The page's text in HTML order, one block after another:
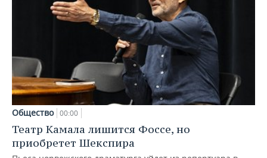
Общество 00:00
Театр Камала лишится Фоссе, но
приобретет Шекспира